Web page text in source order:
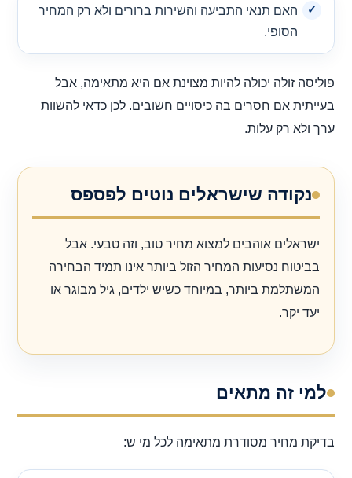
האם תנאי התביעה והשירות ברורים ולא רק המחיר
הסופי.
פוליסה זולה יכולה להיות מצוינת אם היא מתאימה, אבל
בעייתית אם חסרים בה כיסויים חשובים. לכן כדאי להשוות
ערך ולא רק עלות.
נקודה שישראלים נוטים לפספס
ישראלים אוהבים למצוא מחיר טוב, וזה טבעי. אבל
בביטוח נסיעות המחיר הזול ביותר אינו תמיד הבחירה
המשתלמת ביותר, במיוחד כשיש ילדים, גיל מבוגר או
יעד יקר.
למי זה מתאים
בדיקת מחיר מסודרת מתאימה לכל מי ש: